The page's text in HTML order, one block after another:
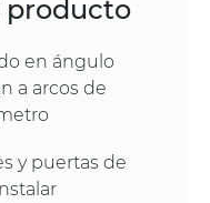
producto
en ángulo
a arcos de
y puertas de